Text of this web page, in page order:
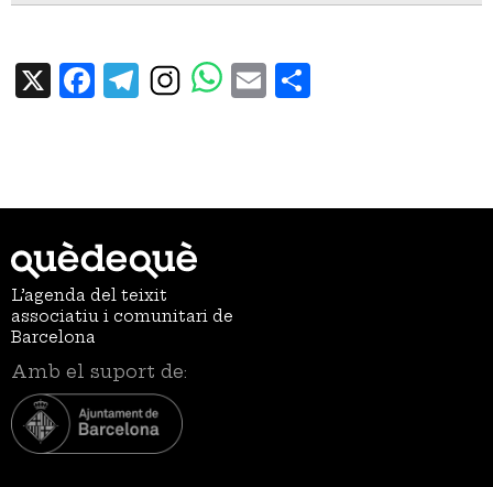
X Facebook
TelegramEmail
L’agenda del teixit
associatiu i comunitari de
Barcelona
Amb el suport de: